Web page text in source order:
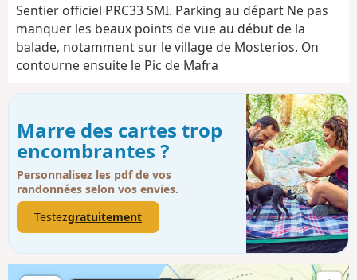
a
Sentier officiel PRC33 SMI. Parking au départ Ne pas
manquer les beaux points de vue au début de la
balade, notamment sur le village de Mosterios. On
contourne ensuite le Pic de Mafra
Marre des cartes trop
encombrantes ?
Personnalisez les pdf de vos
randonnées selon vos envies.
Testezgratuitement